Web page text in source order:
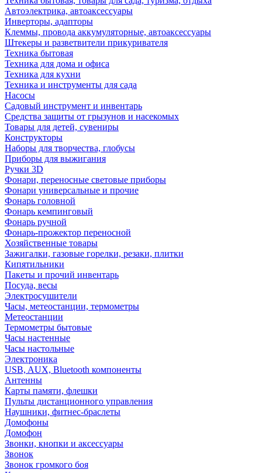
Автоэлектрика, автоаксессуары
Инверторы, адапторы
Клеммы, провода аккумуляторные, автоаксессуары
Штекеры и разветвители прикуривателя
Техника бытовая
Техника для дома и офиса
Техника для кухни
Техника и инструменты для сада
Насосы
Садовый инструмент и инвентарь
Средства защиты от грызунов и насекомых
Товары для детей, сувениры
Конструкторы
Наборы для творчества, глобусы
Приборы для выжигания
Ручки 3D
Фонари, переносные световые приборы
Фонари универсальные и прочие
Фонарь головной
Фонарь кемпинговый
Фонарь ручной
Фонарь-прожектор переносной
Хозяйственные товары
Зажигалки, газовые горелки, резаки, плитки
Кипятильники
Пакеты и прочий инвентарь
Посуда, весы
Электросушители
Часы, метеостанции, термометры
Метеостанции
Термометры бытовые
Часы настенные
Часы настольные
Электроника
USB, AUX, Bluetooth компоненты
Антенны
Карты памяти, флешки
Пульты дистанционного управления
Наушники, фитнес-браслеты
Домофоны
Домофон
Звонки, кнопки и аксессуары
Звонок
Звонок громкого боя